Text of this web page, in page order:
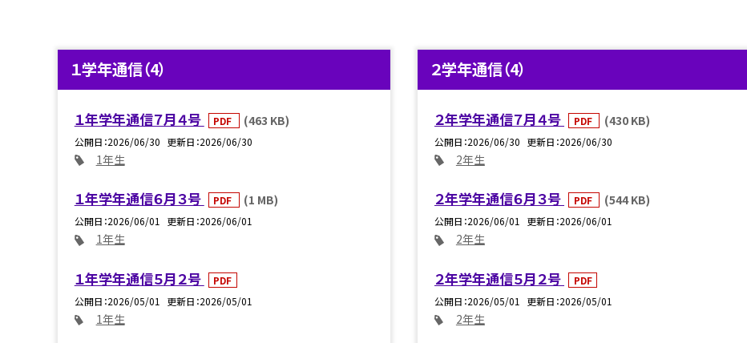
１学年通信（4）
１年学年通信７月４号 PDF (463 KB)
公開日 2026/06/30 更新日 2026/06/30
1年生
１年学年通信６月３号 PDF (1 MB)
公開日 2026/06/01 更新日 2026/06/01
1年生
１年学年通信５月２号
PDF
公開日 2026/05/01 更新日 2026/05/01
1年生
２学年通信（4）
２年学年通信７月４号 PDF (430 KB)
公開日 2026/06/30 更新日 2026/06/30
2年生
２年学年通信６月３号 PDF (544 KB)
公開日 2026/06/01 更新日 2026/06/01
2年生
２年学年通信５月２号
PDF
公開日 2026/05/01 更新日 2026/05/01
2年生